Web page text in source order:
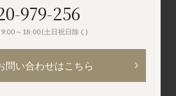
979-256
～18:00(土日祝日除く)
問い合わせはこちら